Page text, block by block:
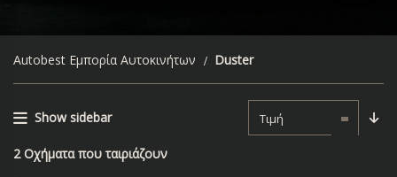
Autobest Εμπορία Αυτοκινήτων Duster
Show sidebar Τιμή
2 Οχήματα που ταιριάζουν